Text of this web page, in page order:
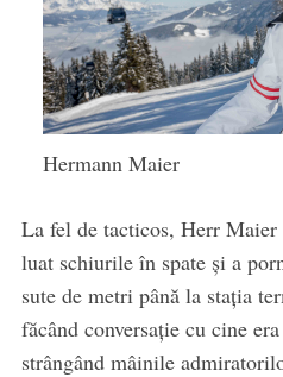
Hermann Maier
La fel de tacticos, Herr Maier
luat schiurile în spate şi a
sute de metri până la staţia
făcând conversaţie cu cine
strângând mâinile